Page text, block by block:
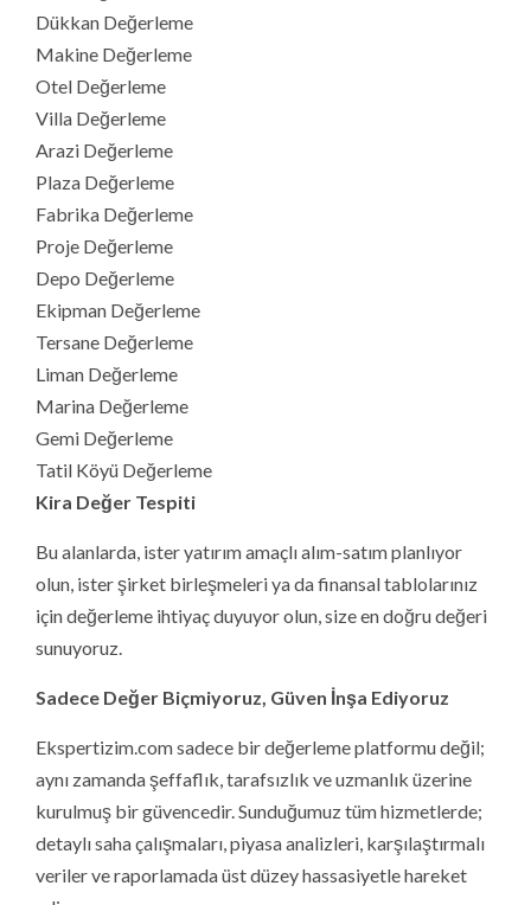
Dükkan Değerleme
Makine Değerleme
Otel Değerleme
Villa Değerleme
Arazi Değerleme
Plaza Değerleme
Fabrika Değerleme
Proje Değerleme
Depo Değerleme
Ekipman Değerleme
Tersane Değerleme
Liman Değerleme
Marina Değerleme
Gemi Değerleme
Tatil Köyü Değerleme
Kira Değer Tespiti
Bu alanlarda, ister yatırım amaçlı alım-satım planlıyor
olun, ister şirket birleşmeleri ya da finansal tablolarınız
için değerleme ihtiyaç duyuyor olun, size en doğru değeri
sunuyoruz.
Sadece Değer Biçmiyoruz, Güven İnşa Ediyoruz
Ekspertizim.com sadece bir değerleme platformu değil;
aynı zamanda şeffaflık, tarafsızlık ve uzmanlık üzerine
kurulmuş bir güvencedir. Sunduğumuz tüm hizmetlerde;
detaylı saha çalışmaları, piyasa analizleri, karşılaştırmalı
veriler ve raporlamada üst düzey hassasiyetle hareket